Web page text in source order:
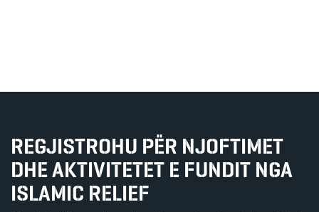
REGJISTROHU PËR NJOFTIMET
DHE AKTIVITETET E FUNDIT NGA
ISLAMIC RELIEF